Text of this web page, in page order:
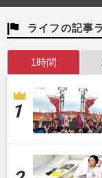
ライフの記事
1時間